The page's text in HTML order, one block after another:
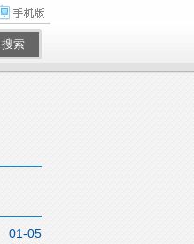
搜索
01-05